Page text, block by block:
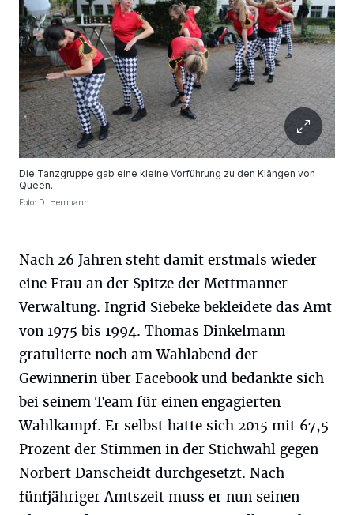
Die Tanzgruppe gab eine kleine Vorführung zu den Klängen von
Queen.
Foto: D. Herrmann
Nach 26 Jahren steht damit erstmals wieder
eine Frau an der Spitze der Mettmanner
Verwaltung. Ingrid Siebeke bekleidete das Amt
von 1975 bis 1994. Thomas Dinkelmann
gratulierte noch am Wahlabend der
Gewinnerin über Facebook und bedankte sich
bei seinem Team für einen engagierten
Wahlkampf. Er selbst hatte sich 2015 mit 67,5
Prozent der Stimmen in der Stichwahl gegen
Norbert Danscheidt durchgesetzt. Nach
fünfjähriger Amtszeit muss er nun seinen